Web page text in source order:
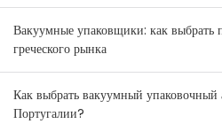
Вакуумные упаковщики: как выбрать
греческого рынка
Как выбрать вакуумный упаковочный
Португалии?